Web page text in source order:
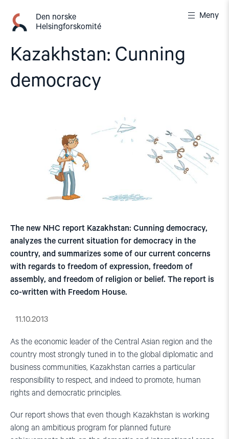
innhold
Den norske
Helsingforskomité
Meny
Kazakhstan: Cunning
democracy
The new NHC report Kazakhstan: Cunning democracy,
analyzes the current situation for democracy in the
country, and summarizes some of our current concerns
with regards to freedom of expression, freedom of
assembly, and freedom of religion or belief. The report is
co-written with Freedom House.
11.10.2013
As the economic leader of the Central Asian region and the
country most strongly tuned in to the global diplomatic and
business communities, Kazakhstan carries a particular
responsibility to respect, and indeed to promote, human
rights and democratic principles.
Our report shows that even though Kazakhstan is working
along an ambitious program for planned future